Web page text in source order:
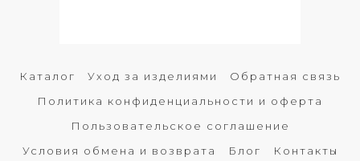
Каталог Уход за изделиями
Обратная связь
Политика конфиденциальности и оферта
Пользовательское соглашение
Условия обмена и возврата
Блог Контакты